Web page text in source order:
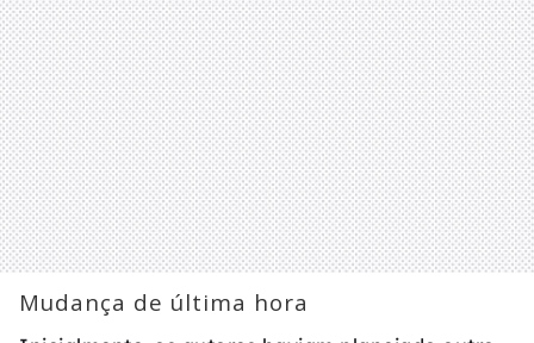
Mudança de última hora